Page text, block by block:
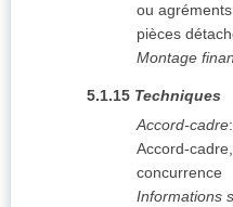
ou
pièces
Montage
5.1.15 Techniques
Accord-cadre:
Accord-
concurrence
Informations